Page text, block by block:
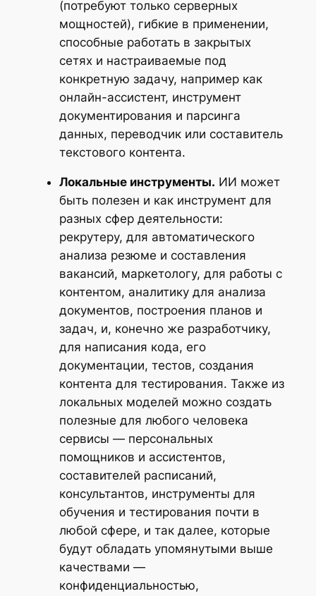
(потребуют только серверных
мощностей), гибкие в применении,
способные работать в закрытых
сетях и настраиваемые под
конкретную задачу, например как
онлайн-ассистент, инструмент
документирования и парсинга
данных, переводчик или составитель
текстового контента.
Локальные инструменты. ИИ может
быть полезен и как инструмент для
разных сфер деятельности:
рекрутеру, для автоматического
анализа резюме и составления
вакансий, маркетологу, для работы с
контентом, аналитику для анализа
документов, построения планов и
задач, и, конечно же разработчику,
для написания кода, его
документации, тестов, создания
контента для тестирования. Также из
локальных моделей можно создать
полезные для любого человека
сервисы — персональных
помощников и ассистентов,
составителей расписаний,
консультантов, инструменты для
обучения и тестирования почти в
любой сфере, и так далее, которые
будут обладать упомянутыми выше
качествами —
конфиденциальностью,